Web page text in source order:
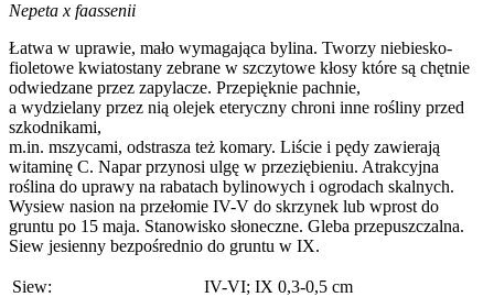
Nepeta x faassenii
Łatwa w uprawie, mało wymagająca bylina. Tworzy niebiesko-
fioletowe kwiatostany zebrane w szczytowe kłosy które są chętnie
odwiedzane przez zapylacze. Przepięknie pachnie,
a wydzielany przez nią olejek eteryczny chroni inne rośliny przed
szkodnikami,
m.in. mszycami, odstrasza też komary. Liście i pędy zawierają
witaminę C. Napar przynosi ulgę w przeziębieniu. Atrakcyjna
roślina do uprawy na rabatach bylinowych i ogrodach skalnych.
Wysiew nasion na przełomie IV-V do skrzynek lub wprost do
gruntu po 15 maja. Stanowisko słoneczne. Gleba przepuszczalna.
Siew jesienny bezpośrednio do gruntu w IX.
Siew:
IV-VI; IX 0,3-0,5 cm